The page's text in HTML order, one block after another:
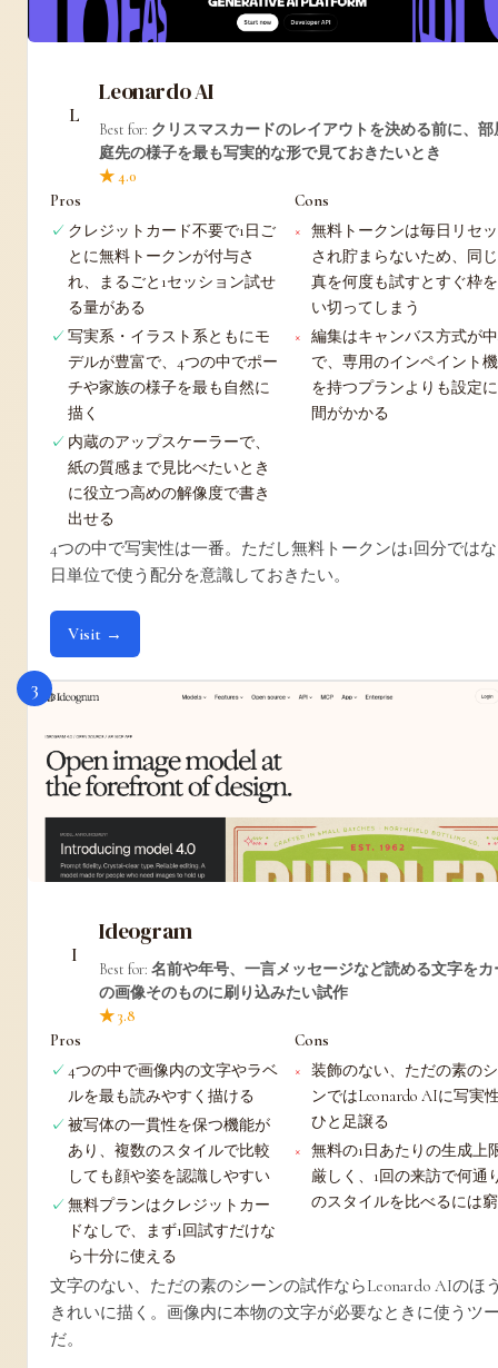
Leonardo AI
Best for: クリスマスカードのレイアウトを決める前に、部
庭先の様子を最も写実的な形で見ておきたいとき
★ 4.0
Pros
クレジットカード不要で1日ご
とに無料トークンが付与さ
れ、まるごと1セッション試せ
る量がある
写実系・イラスト系ともにモ
デルが豊富で、4つの中でポー
チや家族の様子を最も自然に
描く
内蔵のアップスケーラーで、
紙の質感まで見比べたいとき
に役立つ高めの解像度で書き
出せる
Cons
無料トークンは毎日リセ
され貯まらないため、同
真を何度も試すとすぐ枠
い切ってしまう
編集はキャンバス方式が
で、専用のインペイント
を持つプランよりも設定
間がかかる
4つの中で写実性は一番。ただし無料トークンは1回分ではな
日単位で使う配分を意識しておきたい。
Visit →
3
Ideogram
Best for: 名前や年号、一言メッセージなど読める文字をカ
の画像そのものに刷り込みたい試作
★ 3.8
Pros
4つの中で画像内の文字やラベ
ルを最も読みやすく描ける
被写体の一貫性を保つ機能が
あり、複数のスタイルで比較
しても顔や姿を認識しやすい
無料プランはクレジットカー
ドなしで、まず1回試すだけな
ら十分に使える
Cons
装飾のない、ただの素の
ンではLeonardo AIに写実
ひと足譲る
無料の1日あたりの生成上
厳しく、1回の来訪で何通
のスタイルを比べるには
文字のない、ただの素のシーンの試作ならLeonardo AIのほ
きれいに描く。画像内に本物の文字が必要なときに使うツ
だ。